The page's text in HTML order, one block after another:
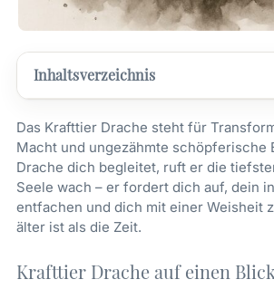
Inhaltsverzeichnis
Das Krafttier Drache steht für
Macht und ungezähmte schöpferische
Drache dich begleitet, ruft er die
Seele wach – er fordert dich auf, dein
entfachen und dich mit einer Weisheit
älter ist als die Zeit.
Krafttier Drache auf einen